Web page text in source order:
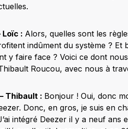
: Alors, quelles sont les
indûment du système ?
y faire face ? Voici ce dont
Roucou, avec nous à
Thibault : Bonjour ! Oui, donc
Donc, en gros, je suis en
intégré Deezer il y a neuf ans